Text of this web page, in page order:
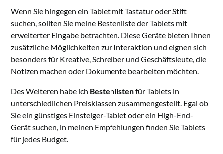
Wenn Sie hingegen ein Tablet mit Tastatur oder Stift
suchen, sollten Sie meine Bestenliste der Tablets mit
erweiterter Eingabe betrachten. Diese Geräte bieten Ihnen
zusätzliche Möglichkeiten zur Interaktion und eignen sich
besonders für Kreative, Schreiber und Geschäftsleute, die
Notizen machen oder Dokumente bearbeiten möchten.
Des Weiteren habe ich Bestenlistenfür Tablets in
unterschiedlichen Preisklassen zusammengestellt. Egal ob
Sie ein günstiges Einsteiger-Tablet oder ein High-End-
Gerät suchen, in meinen Empfehlungen finden Sie Tablets
für jedes Budget.